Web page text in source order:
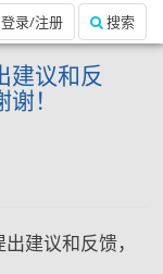
搜索
登录/注册
建议和反
！
建议和反馈，